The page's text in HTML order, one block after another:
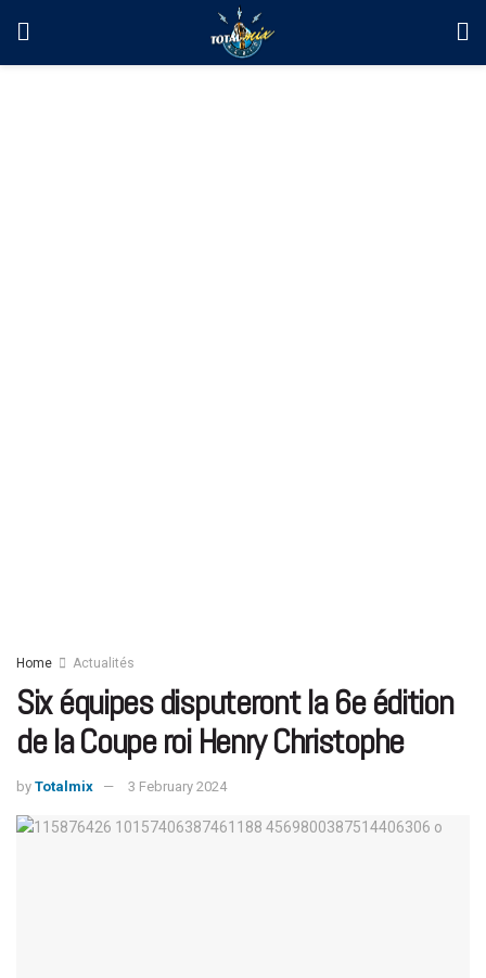
Home Actualités
Six équipes disputeront la 6e édition
de la Coupe roi Henry Christophe
by Totalmix 3 February 2024